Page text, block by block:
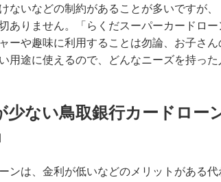
ないなどの制約があることが多いですが
ありません。「らくだスーパーカードロ
ーや趣味に利用することは勿論、お子さ
用途に使えるので、どんなニーズを持った
少ない鳥取銀行カードロー
ンは、金利が低いなどのメリットがある